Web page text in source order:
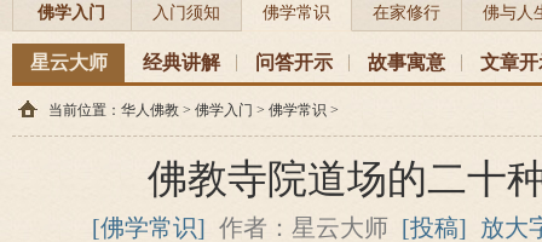
佛学入门 入门须知 佛学常识 在家修行 佛与人
星云大师 经典讲解 问答开示 故事寓意 文章开
当前位置： 华人佛教 > 佛学入门 > 佛学常识 >
佛教寺院道场的二十
[佛学常识] 作者：星云大师 [投稿] 放大